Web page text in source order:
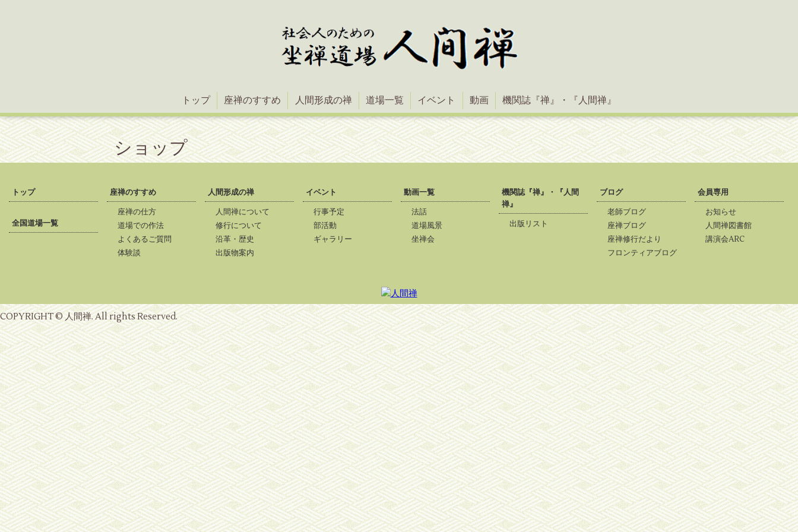
トップ 座禅のすすめ 人間形成の禅 道場一覧 イベント 動画 機関誌『禅』・『人間禅』
ショップ
トップ
全国道場一覧
座禅のすすめ
座禅の仕方
道場での作法
よくあるご質問
体験談
人間形成の禅
人間禅について
修行について
沿革・歴史
出版物案内
イベント
行事予定
部活動
ギャラリー
動画一覧
法話
道場風景
坐禅会
機関誌『禅』・『人間
禅』
出版リスト
ブログ
老師ブログ
座禅ブログ
座禅修行だより
フロンティアブログ
会員専用
お知らせ
人間禅図書館
講演会ARC
COPYRIGHT © 人間禅. All rights Reserved.